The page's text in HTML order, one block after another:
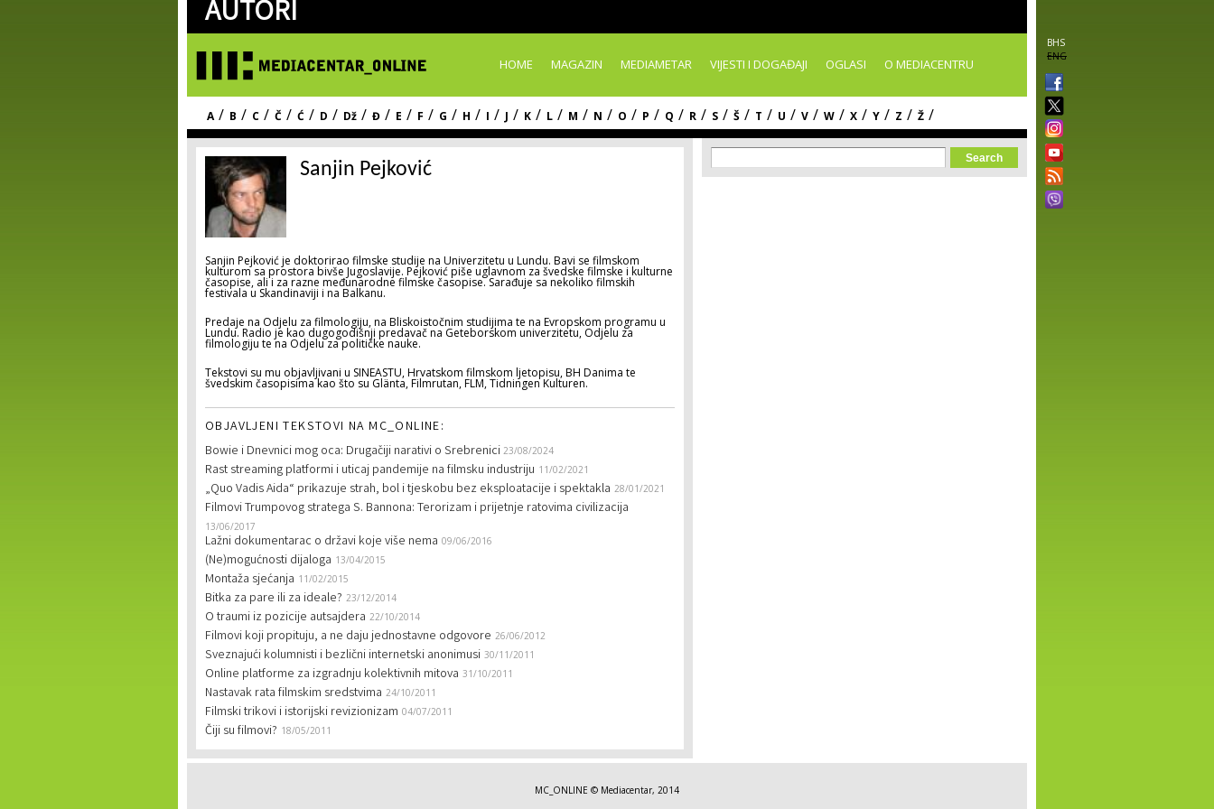
content
AUTORI
BHS
ENG
HOME MAGAZIN MEDIAMETAR VIJESTI I DOGAĐAJI OGLASI O MEDIACENTRU
A / B / C / Č / Ć / D / Dž / Đ / E / F / G / H / I / J / K / L / M / N / O / P / Q / R / S / Š / T / U / V / W / X / Y / Z / Ž /
Sanjin Pejković
Sanjin Pejković je doktorirao filmske studije na Univerzitetu u Lundu. Bavi se filmskom
kulturom sa prostora bivše Jugoslavije. Pejković piše uglavnom za švedske filmske i kulturne
časopise, ali i za razne međunarodne filmske časopise. Sarađuje sa nekoliko filmskih
festivala u Skandinaviji i na Balkanu.
Predaje na Odjelu za filmologiju, na Bliskoistočnim studijima te na Evropskom programu u
Lundu. Radio je kao dugogodišnji predavač na Geteborskom univerzitetu, Odjelu za
filmologiju te na Odjelu za političke nauke.
Tekstovi su mu objavljivani u SINEASTU, Hrvatskom filmskom ljetopisu, BH Danima te
švedskim časopisima kao što su Glänta, Filmrutan, FLM, Tidningen Kulturen.
OBJAVLJENI TEKSTOVI NA MC_ONLINE:
Bowie i Dnevnici mog oca: Drugačiji narativi o Srebrenici 23/08/2024
Rast streaming platformi i uticaj pandemije na filmsku industriju 11/02/2021
„Quo Vadis Aida“ prikazuje strah, bol i tjeskobu bez eksploatacije i spektakla 28/01/2021
Filmovi Trumpovog stratega S. Bannona: Terorizam i prijetnje ratovima civilizacija
13/06/2017
Lažni dokumentarac o državi koje više nema 09/06/2016
(Ne)mogućnosti dijaloga 13/04/2015
Montaža sjećanja 11/02/2015
Bitka za pare ili za ideale? 23/12/2014
O traumi iz pozicije autsajdera 22/10/2014
Filmovi koji propituju, a ne daju jednostavne odgovore 26/06/2012
Sveznajući kolumnisti i bezlični internetski anonimusi 30/11/2011
Online platforme za izgradnju kolektivnih mitova 31/10/2011
Nastavak rata filmskim sredstvima 24/10/2011
Filmski trikovi i istorijski revizionizam 04/07/2011
Čiji su filmovi? 18/05/2011
Search form
Search
MC_ONLINE © Mediacentar, 2014